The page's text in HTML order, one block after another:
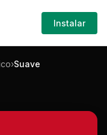
suave-mp3
Iniciar
Sesión
›Suave
Instalar